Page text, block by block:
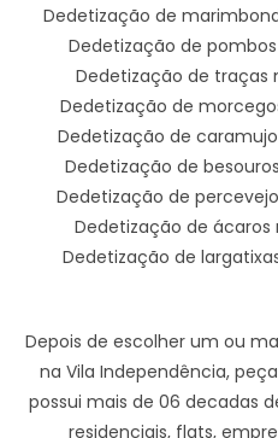
Dedetização de
Dedetização de
Dedetização de traças
Dedetização de
Dedetização de
Dedetização de
Dedetização de
Dedetização de ácaros
Dedetização de
Depois de escolher um ou
na Vila Independência,
possui mais de 06 decadas
residenciais, flats,